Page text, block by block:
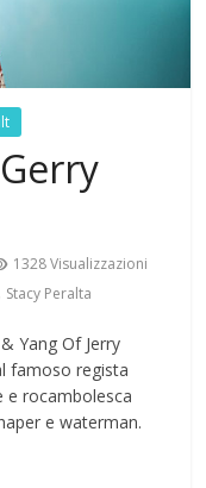
1328 Visualizzazioni
Stacy Peralta
Yang Of Jerry
famoso regista
e rocambolesca
e waterman.